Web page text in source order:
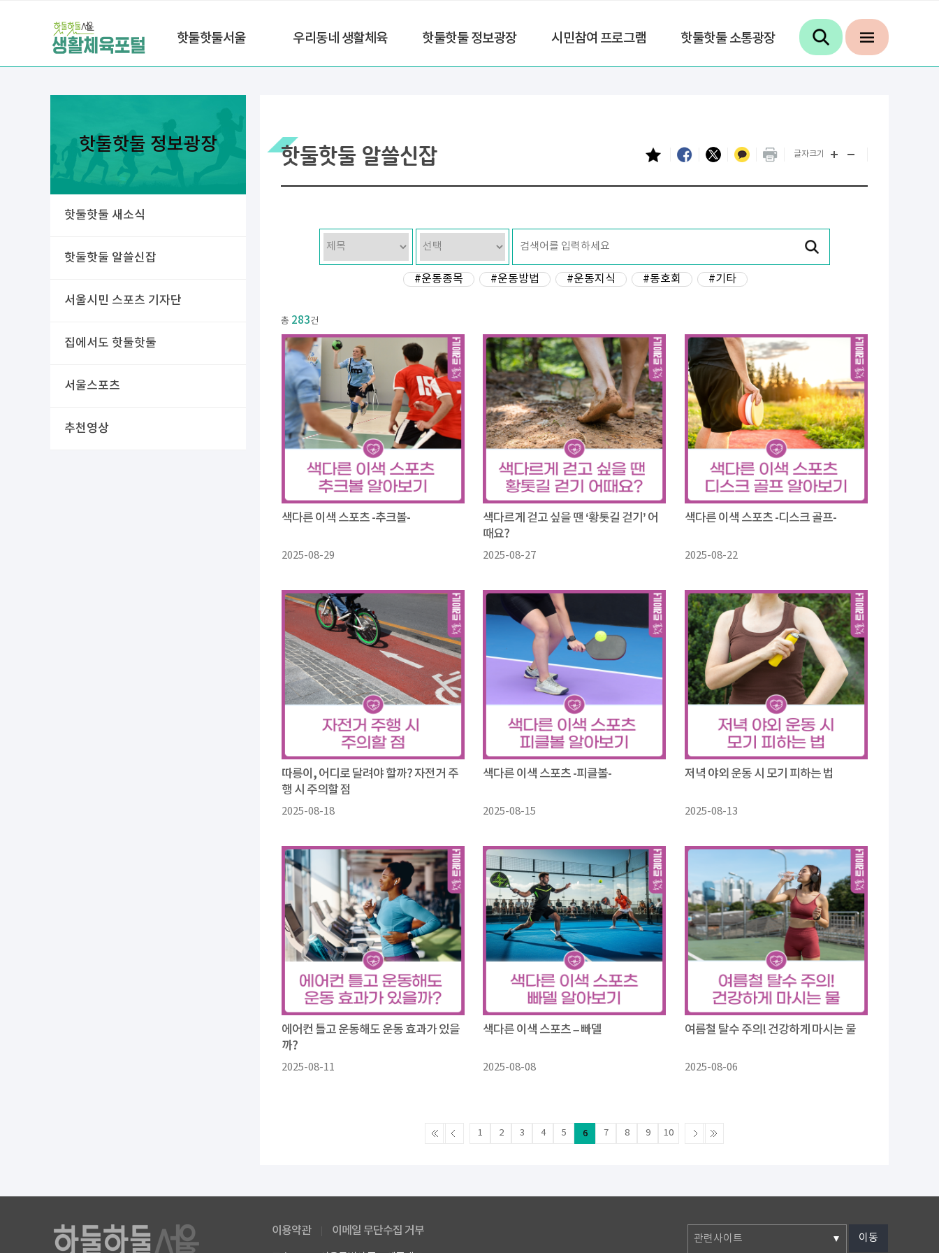
핫둘핫둘서울 우리동네 생활체육 핫둘핫둘 정보광장 시민참여 프로그램 핫둘핫둘 소통광장
핫둘핫둘 정보광장
핫둘핫둘 새소식
핫둘핫둘 알쓸신잡
서울시민 스포츠 기자단
집에서도 핫둘핫둘
서울스포츠
추천영상
핫둘핫둘 알쓸신잡 글자크기
#운동종목 #운동방법 #운동지식 #동호회 #기타
총 283건
색다른 이색 스포츠 -추크볼-
2025-08-29
색다르게 걷고 싶을 땐 ‘황톳길 걷기’ 어
때요?
2025-08-27
색다른 이색 스포츠 -디스크 골프-
2025-08-22
따릉이, 어디로 달려야 할까? 자전거 주
행 시 주의할 점
2025-08-18
색다른 이색 스포츠 -피클볼-
2025-08-15
저녁 야외 운동 시 모기 피하는 법
2025-08-13
에어컨 틀고 운동해도 운동 효과가 있을
까?
2025-08-11
색다른 이색 스포츠 – 빠델
2025-08-08
여름철 탈수 주의! 건강하게 마시는 물
2025-08-06
1 2 3 4 5 6 7 8 9 10
이용약관 이메일 무단수집 거부
관련사이트 이동